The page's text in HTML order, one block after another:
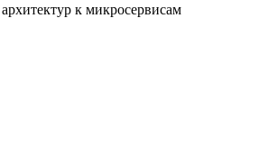
к микросервисам